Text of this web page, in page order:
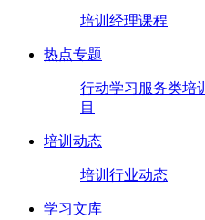
培训经理课程
热点专题
行动学习 服务类培
目
培训动态
培训行业动态
学习文库